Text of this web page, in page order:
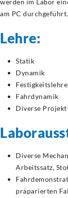
werden im Labor
am PC durchgeführt.
Lehre:
Statik
Dynamik
Festigkeitslehre
Fahrdynamik
Diverse
Diverse
Arbeitssatz,
präparierten